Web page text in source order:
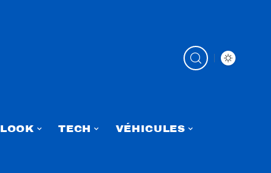
LOOK TECH VÉHICULES